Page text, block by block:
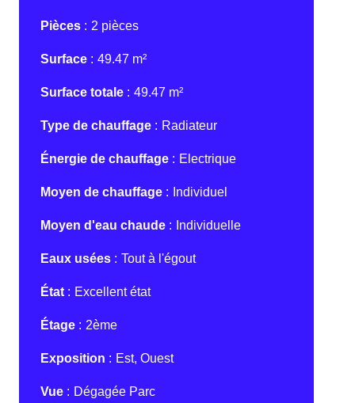
Pièces 2 pièces
Surface 49.47 m²
Surface totale 49.47 m²
Type de chauffage Radiateur
Énergie de chauffage Electrique
Moyen de chauffage Individuel
Moyen d'eau chaude Individuelle
Eaux usées Tout à l'égout
État Excellent état
Étage 2ème
Exposition Est, Ouest
Vue Dégagée Parc